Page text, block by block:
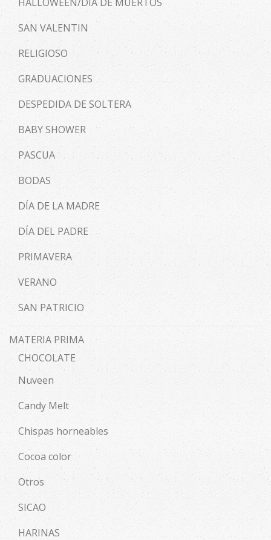
SAN VALENTIN
RELIGIOSO
GRADUACIONES
DESPEDIDA DE SOLTERA
BABY SHOWER
PASCUA
BODAS
DÍA DE LA MADRE
DÍA DEL PADRE
PRIMAVERA
VERANO
SAN PATRICIO
MATERIA PRIMA
CHOCOLATE
Nuveen
Candy Melt
Chispas horneables
Cocoa color
Otros
SICAO
HARINAS